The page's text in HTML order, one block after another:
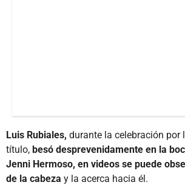
Luis Rubiales, durante la celebración por
título, besó desprevenidamente en la
Jenni Hermoso, en videos se puede
de la cabeza y la acerca hacia él.